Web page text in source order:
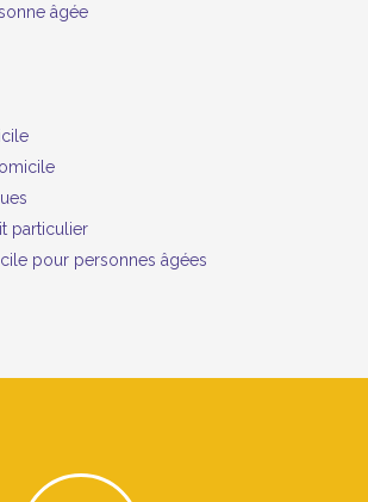
âgée
particulier
pour personnes âgées